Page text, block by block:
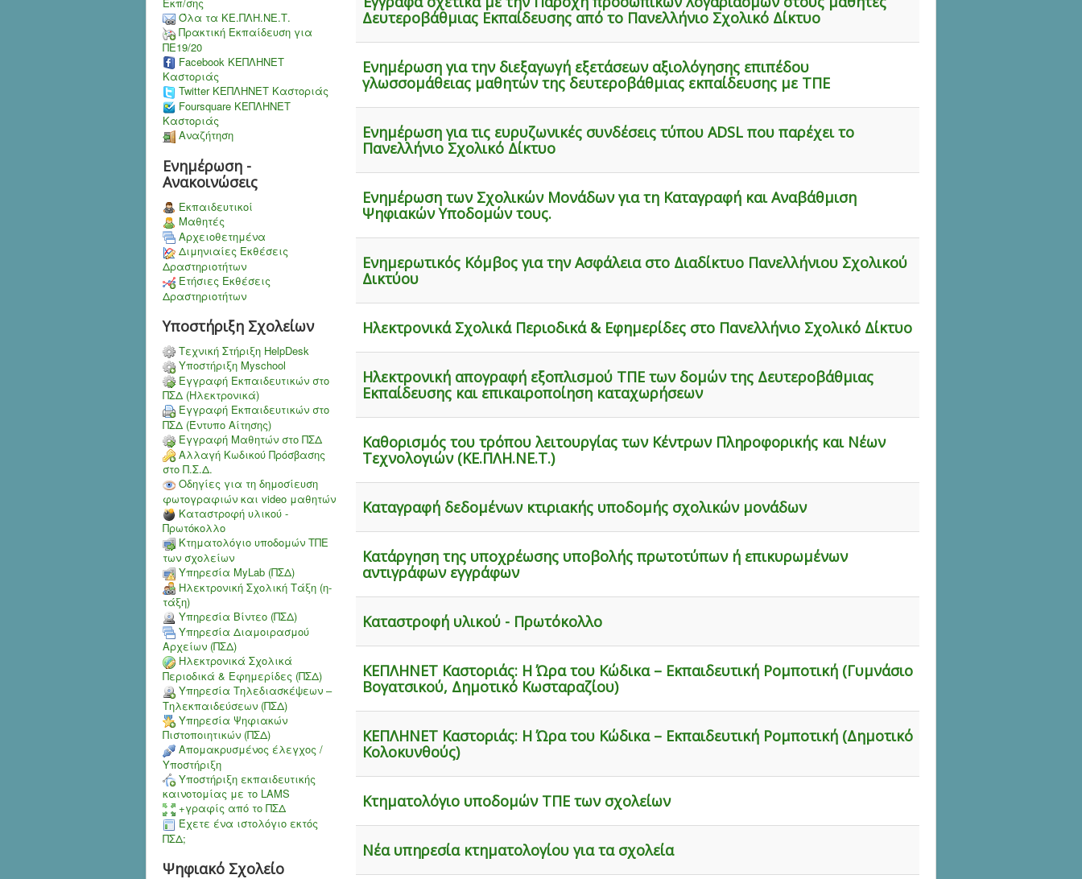
Όλα τα ΚΕ.ΠΛΗ.ΝΕ.Τ.
Πρακτική Εκπαίδευση για
ΠΕ19/20
Facebook ΚΕΠΛΗΝΕΤ
Καστοριάς
Twitter ΚΕΠΛΗΝΕΤ Καστοριάς
Foursquare ΚΕΠΛΗΝΕΤ
Καστοριάς
Αναζήτηση
Ενημέρωση -
Ανακοινώσεις
Εκπαιδευτικοί
Μαθητές
Αρχειοθετημένα
Διμηνιαίες Εκθέσεις
Δραστηριοτήτων
Ετήσιες Εκθέσεις
Δραστηριοτήτων
Υποστήριξη Σχολείων
Τεχνική Στήριξη HelpDesk
Υποστήριξη Myschool
Εγγραφή Εκπαιδευτικών στο
ΠΣΔ (Ηλεκτρονικά)
Εγγραφή Εκπαιδευτικών στο
ΠΣΔ (Έντυπο Αίτησης)
Εγγραφή Μαθητών στο ΠΣΔ
Αλλαγή Κωδικού Πρόσβασης
στο Π.Σ.Δ.
Οδηγίες για τη δημοσίευση
φωτογραφιών και video μαθητών
Καταστροφή υλικού -
Πρωτόκολλο
Κτηματολόγιο υποδομών ΤΠΕ
των σχολείων
Υπηρεσία MyLab (ΠΣΔ)
Ηλεκτρονική Σχολική Τάξη (η-
τάξη)
Υπηρεσία Bίντεο (ΠΣΔ)
Υπηρεσία Διαμοιρασμού
Αρχείων (ΠΣΔ)
Ηλεκτρονικά Σχολικά
Περιοδικά & Εφημερίδες (ΠΣΔ)
Υπηρεσία Τηλεδιασκέψεων –
Τηλεκπαιδεύσεων (ΠΣΔ)
Υπηρεσία Ψηφιακών
Πιστοποιητικών (ΠΣΔ)
Aπομακρυσμένος έλεγχος /
Υποστήριξη
Υποστήριξη εκπαιδευτικής
καινοτομίας με το LAMS
+γραφίς από το ΠΣΔ
Έχετε ένα ιστολόγιο εκτός
ΠΣΔ;
Ψηφιακό Σχολείο
Δευτεροβάθμιας Εκπαίδευσης από το Πανελλήνιο Σχολικό Δίκτυο
Ενημέρωση για την διεξαγωγή εξετάσεων αξιολόγησης επιπέδου
γλωσσομάθειας μαθητών της δευτεροβάθμιας εκπαίδευσης με ΤΠΕ
Ενημέρωση για τις ευρυζωνικές συνδέσεις τύπου ADSL που παρέχει το
Πανελλήνιο Σχολικό Δίκτυο
Ενημέρωση των Σχολικών Μονάδων για τη Καταγραφή και Αναβάθμιση
Ψηφιακών Υποδομών τους.
Ενημερωτικός Κόμβος για την Ασφάλεια στο Διαδίκτυο Πανελλήνιου Σχολικού
Δικτύου
Ηλεκτρονικά Σχολικά Περιοδικά & Εφημερίδες στο Πανελλήνιο Σχολικό Δίκτυο
Ηλεκτρονική απογραφή εξοπλισμού ΤΠΕ των δομών της Δευτεροβάθμιας
Εκπαίδευσης και επικαιροποίηση καταχωρήσεων
Καθορισμός του τρόπου λειτουργίας των Κέντρων Πληροφορικής και Νέων
Τεχνολογιών (ΚΕ.ΠΛΗ.ΝΕ.Τ.)
Καταγραφή δεδομένων κτιριακής υποδομής σχολικών μονάδων
Κατάργηση της υποχρέωσης υποβολής πρωτοτύπων ή επικυρωμένων
αντιγράφων εγγράφων
Καταστροφή υλικού - Πρωτόκολλο
ΚΕΠΛΗΝΕΤ Καστοριάς: H Ώρα του Κώδικα – Εκπαιδευτική Ρομποτική (Γυμνάσιο
Βογατσικού, Δημοτικό Κωσταραζίου)
ΚΕΠΛΗΝΕΤ Καστοριάς: H Ώρα του Κώδικα – Εκπαιδευτική Ρομποτική (Δημοτικό
Κολοκυνθούς)
Κτηματολόγιο υποδομών ΤΠΕ των σχολείων
Νέα υπηρεσία κτηματολογίου για τα σχολεία